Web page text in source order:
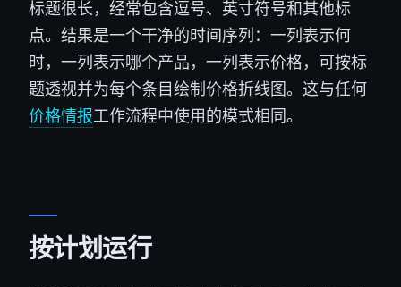
标题很长，经常包含逗号、英寸符号和其他标
点。结果是一个干净的时间序列：一列表示何
时，一列表示哪个产品，一列表示价格，可按标
题透视并为每个条目绘制价格折线图。这与任何
价格情报工作流程中使用的模式相同。
按计划运行